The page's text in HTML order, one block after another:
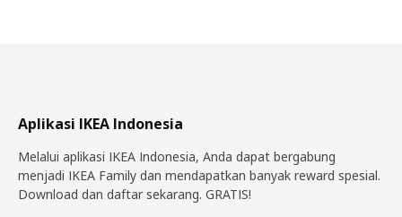
Aplikasi IKEA Indonesia
Melalui aplikasi IKEA Indonesia, Anda dapat bergabung
menjadi IKEA Family dan mendapatkan banyak reward spesial.
Download dan daftar sekarang. GRATIS!